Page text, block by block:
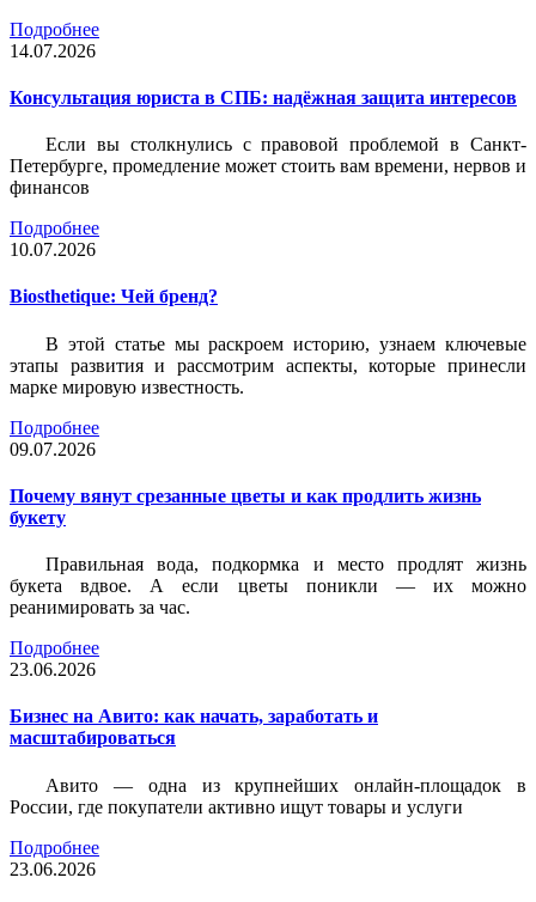
Подробнее
14.07.2026
Консультация юриста в СПБ: надёжная защита интересов
Если вы столкнулись с правовой проблемой в Санкт-
Петербурге, промедление может стоить вам времени, нервов и
финансов
Подробнее
10.07.2026
Biosthetique: Чей бренд?
В этой статье мы раскроем историю, узнаем ключевые
этапы развития и рассмотрим аспекты, которые принесли
марке мировую известность.
Подробнее
09.07.2026
Почему вянут срезанные цветы и как продлить жизнь
букету
Правильная вода, подкормка и место продлят жизнь
букета вдвое. А если цветы поникли — их можно
реанимировать за час.
Подробнее
23.06.2026
Бизнес на Авито: как начать, заработать и
масштабироваться
Авито — одна из крупнейших онлайн-площадок в
России, где покупатели активно ищут товары и услуги
Подробнее
23.06.2026